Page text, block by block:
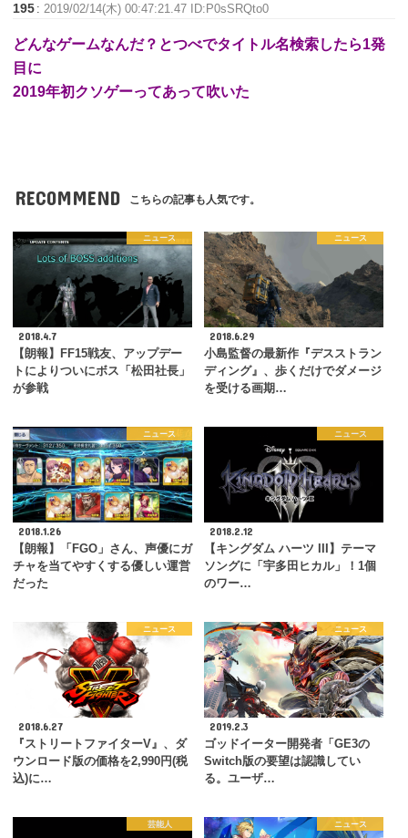
195 : 2019/02/14(木) 00:47:21.47 ID:P0sSRQto0
どんなゲームなんだ？とつべでタイトル名検索したら1発
目に
2019年初クソゲーってあって吹いた
RECOMMEND こちらの記事も人気です。
ニュース
2018.4.7
【朗報】FF15戦友、アップデー
トによりついにボス「松田社長」
が参戦
ニュース
2018.6.29
小島監督の最新作『デスストラン
ディング』、歩くだけでダメージ
を受ける画期…
ニュース
2018.1.26
【朗報】「FGO」さん、声優にガ
チャを当てやすくする優しい運営
だった
ニュース
2018.2.12
【キングダム ハーツ III】テーマ
ソングに「宇多田ヒカル」！1個
のワー…
ニュース
2018.6.27
『ストリートファイターV』、ダ
ウンロード版の価格を2,990円(税
込)に…
ニュース
2019.2.3
ゴッドイーター開発者「GE3の
Switch版の要望は認識してい
る。ユーザ…
芸能人 ニュース